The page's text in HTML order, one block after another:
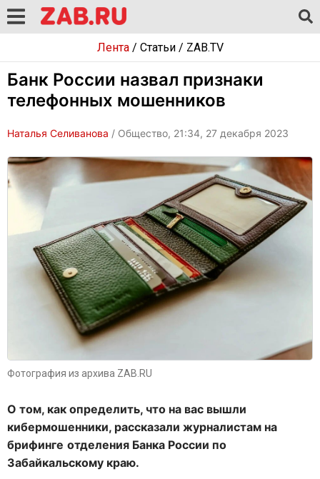
Лента/ Статьи/ ZAB.TV
Банк России назвал признаки
телефонных мошенников
Наталья Селиванова / Общество, 21:34, 27 декабря 2023
Фотография из архива ZAB.RU
О том, как определить, что на вас вышли
кибермошенники, рассказали журналистам на
брифинге отделения Банка России по
Забайкальскому краю.